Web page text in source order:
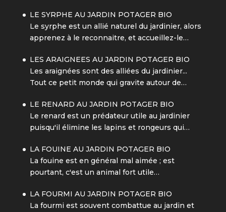
LE SYRPHE AU JARDIN POTAGER BIO
Le syrphe est un allié naturel du jardinier, alors
apprenez à le reconnaitre, et accueillez-le…
LES ARAIGNEES AU JARDIN POTAGER BIO
Les araignées sont des alliées du jardinier...
Tout ce petit monde qui gravite autour de…
LE RENARD AU JARDIN POTAGER BIO
Le renard est un prédateur utile au jardinier
puisqu'il élimine les lapins et rongeurs qui…
LA FOUINE AU JARDIN POTAGER BIO
La fouine est en général mal aimée ; est
pourtant, c'est un animal fort utile…
LA FOURMI AU JARDIN POTAGER BIO
La fourmi est souvent combattue au jardin et